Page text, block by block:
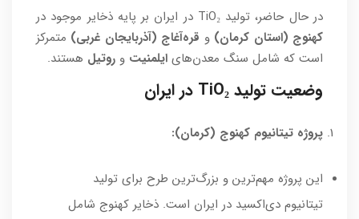
در حال حاضر، تولید TiO₂ در ایران بر پایه ذخایر موجود در
کهنوج (استان کرمان) و قره‌آغاج (آذربایجان غربی) متمرکز
است که شامل سنگ معدن‌های ایلمنیت و روتیل هستند.
وضعیت تولید TiO₂ در ایران
پروژه تیتانیوم کهنوج (کرمان):
این پروژه مهم‌ترین و بزرگ‌ترین طرح برای تولید
تیتانیوم دی‌اکسید در ایران است. ذخایر کهنوج شامل